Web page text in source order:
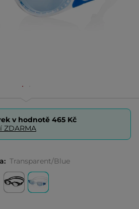
v hodnotě 465 Kč
ZDARMA
Transparent/Blue